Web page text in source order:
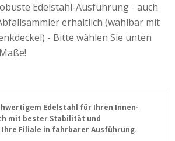
Edelstahl-Ausführung - auch
erhältlich (wählbar mit
- Bitte wählen Sie unten
Edelstahl für Ihren Innen-
mit bester Stabilität und
Filiale in fahrbarer Ausführung.